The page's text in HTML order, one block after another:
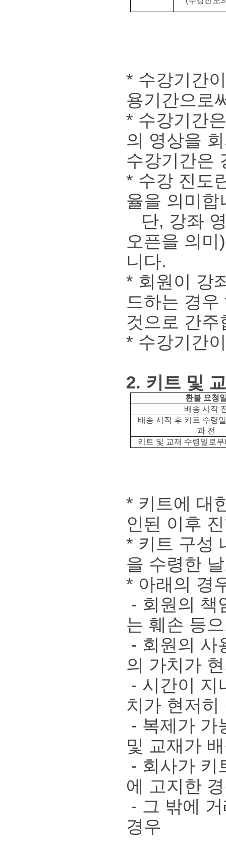
* 수강기간
용기간으로
* 수강기간
의 영상을
수강기간은
* 수강 진도
율을 의미합
단, 강좌
오픈을 의
니다.
* 회원이 강
드하는 경
것으로 간주
* 수강기간
2. 키트 및
환불 요청
배송 시작
배송 시작 후 키트 수령
과 전
키트 및 교재 수령일로
* 키트에 대
인된 이후
* 키트 구성
을 수령한
* 아래의 경
- 회원의 책
는 훼손 등
- 회원의 사
의 가치가
- 시간이 지
치가 현저히
- 복제가 가
및 교재가
- 회사가 키
에 고지한
- 그 밖에
경우